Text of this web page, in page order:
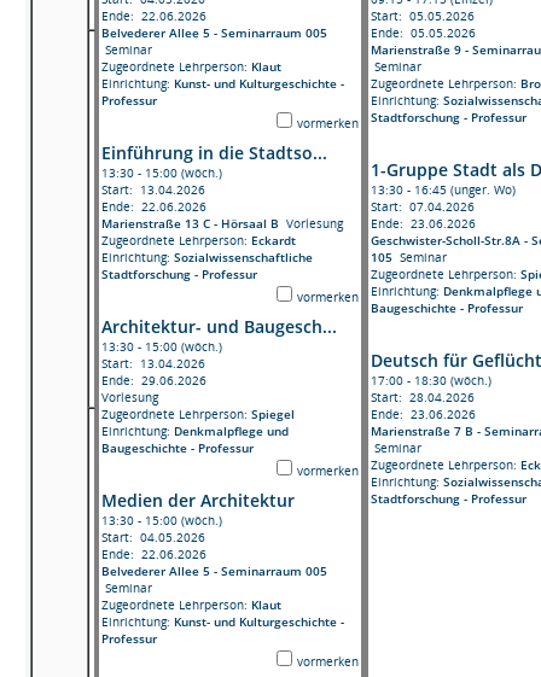
Ende: 22.06.2026
Belvederer Allee 5 - Seminarraum 005
Seminar
Zugeordnete Lehrperson: Klaut
Einrichtung: Kunst- und Kulturgeschichte -
Professur
vormerken
Einführung in die Stadtso...
13:30 - 15:00 (wöch.)
Start: 13.04.2026
Ende: 22.06.2026
Marienstraße 13 C - Hörsaal B Vorlesung
Zugeordnete Lehrperson: Eckardt
Einrichtung: Sozialwissenschaftliche
Stadtforschung - Professur
vormerken
Architektur- und Baugesch...
13:30 - 15:00 (wöch.)
Start: 13.04.2026
Ende: 29.06.2026
Vorlesung
Zugeordnete Lehrperson: Spiegel
Einrichtung: Denkmalpflege und
Baugeschichte - Professur
vormerken
Medien der Architektur
13:30 - 15:00 (wöch.)
Start: 04.05.2026
Ende: 22.06.2026
Belvederer Allee 5 - Seminarraum 005
Seminar
Zugeordnete Lehrperson: Klaut
Einrichtung: Kunst- und Kulturgeschichte -
Professur
vormerken
Start: 05.05.2026
Ende: 05.05.2026
Marienstraße 9 -
Seminar
Zugeordnete Lehrperson:
Einrichtung:
Stadtforschung - Professur
1-Gruppe Stadt als
13:30 - 16:45 (unger. Wo)
Start: 07.04.2026
Ende: 23.06.2026
Geschwister-Scholl-Str.8A -
105Seminar
Zugeordnete Lehrperson:
Einrichtung: Denkmalpflege
Baugeschichte - Professur
Deutsch für
17:00 - 18:30 (wöch.)
Start: 28.04.2026
Ende: 23.06.2026
Marienstraße 7 B -
Seminar
Zugeordnete Lehrperson:
Einrichtung:
Stadtforschung - Professur